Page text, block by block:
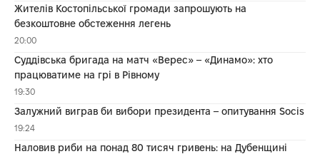
Жителів Костопільської громади запрошують на
безкоштовне обстеження легень
20:00
Суддівська бригада на матч «Верес» – «Динамо»: хто
працюватиме на грі в Рівному
19:30
Залужний виграв би вибори президента – опитування Socis
19:24
Наловив риби на понад 80 тисяч гривень: на Дубенщині